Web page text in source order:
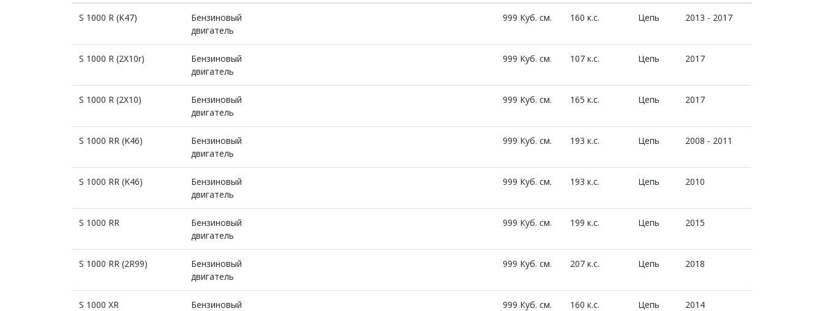
S 1000 R (K47)
Бензиновый
двигатель
999 Куб. см. 160 к.с. Цепь 2013 - 2017
S 1000 R (2X10r)
Бензиновый
двигатель
999 Куб. см. 107 к.с. Цепь 2017
S 1000 R (2X10)
Бензиновый
двигатель
999 Куб. см. 165 к.с. Цепь 2017
S 1000 RR (K46)
Бензиновый
двигатель
999 Куб. см. 193 к.с. Цепь 2008 - 2011
S 1000 RR (K46)
Бензиновый
двигатель
999 Куб. см. 193 к.с. Цепь 2010
S 1000 RR
Бензиновый
двигатель
999 Куб. см. 199 к.с. Цепь 2015
S 1000 RR (2R99)
Бензиновый
двигатель
999 Куб. см. 207 к.с. Цепь 2018
S 1000 XR
Бензиновый
999 Куб. см. 160 к.с. Цепь 2014